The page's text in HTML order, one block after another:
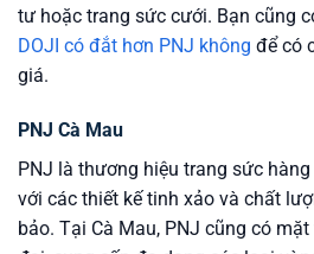
tư hoặc trang sức cưới. Bạn cũng
DOJI có đắt hơn PNJ không để có
giá.
PNJ Cà Mau
PNJ là thương hiệu trang sức
với các thiết kế tinh xảo và chất
bảo. Tại Cà Mau, PNJ cũng có